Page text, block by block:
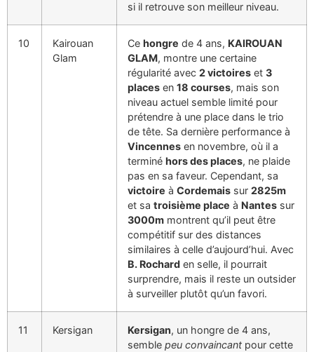
si il retrouve son meilleur niveau.
10
Kairouan
Glam
Ce hongre de 4 ans, KAIROUAN
GLAM, montre une certaine
régularité avec 2 victoires et 3
places en 18 courses, mais son
niveau actuel semble limité pour
prétendre à une place dans le trio
de tête. Sa dernière performance à
Vincennes en novembre, où il a
terminé hors des places, ne plaide
pas en sa faveur. Cependant, sa
victoire à Cordemais sur 2825m
et sa troisième place à Nantes sur
3000m montrent qu’il peut être
compétitif sur des distances
similaires à celle d’aujourd’hui. Avec
B. Rochard en selle, il pourrait
surprendre, mais il reste un outsider
à surveiller plutôt qu’un favori.
11 Kersigan Kersigan, un hongre de 4 ans,
semble peu convaincant pour cette